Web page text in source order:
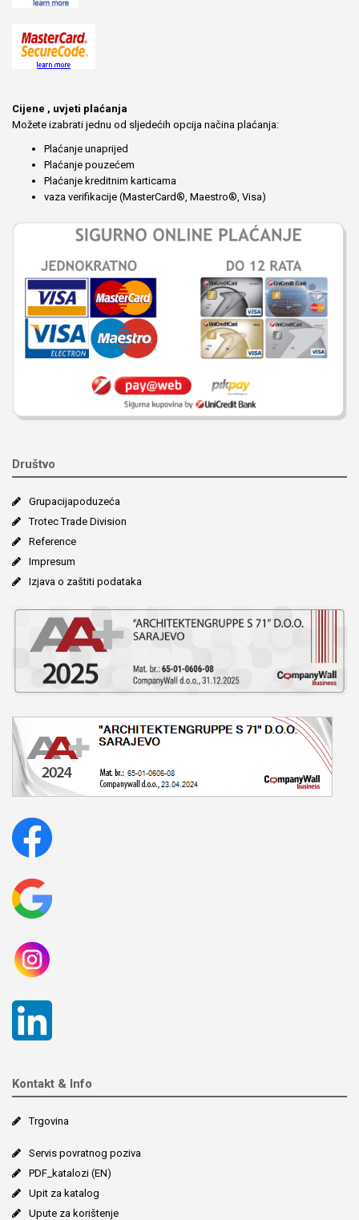
Cijene , uvjeti plaćanja
Možete izabrati jednu od sljedećih opcija načina plaćanja:
Plaćanje unaprijed
Plaćanje pouzećem
Plaćanje kreditnim karticama
vaza verifikacije (MasterCard®, Maestro®, Visa)
Društvo
Grupacija­poduzeća
Trotec Trade Division
Reference
Impresum
Izjava o zaštiti podataka
Kontakt & Info
Trgovina
Servis povratnog poziva
PDF_katalozi (EN)
Upit za katalog
Upute za korištenje